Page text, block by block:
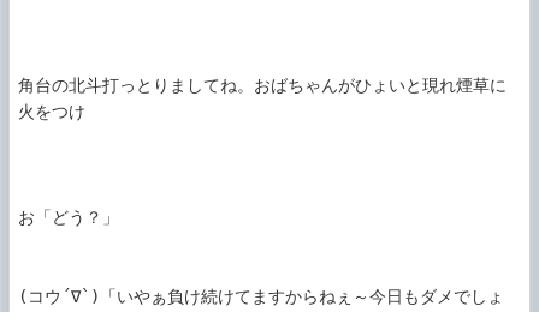
角台の北斗打っとりましてね。おばちゃんがひょいと現れ煙草に
火をつけ
お「どう？」
(コウ´∇`)「いやぁ負け続けてますからねぇ～今日もダメでしょ